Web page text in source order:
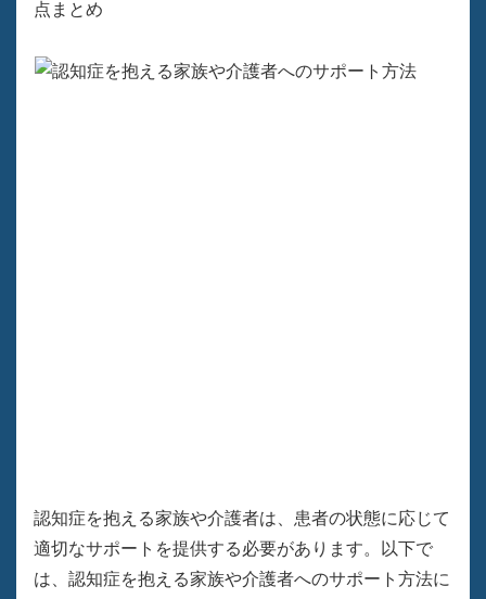
認知症を抱える家族や介護者は、患者の状態に応じて
適切なサポートを提供する必要があります。以下で
は、認知症を抱える家族や介護者へのサポート方法に